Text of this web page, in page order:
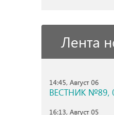
Лента
14:45, Август 06
ВЕСТНИК №89,
16:13, Август 05